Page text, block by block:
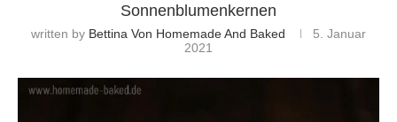
Sonnenblumenkernen
written by Bettina Von Homemade And Baked
5. Januar
2021